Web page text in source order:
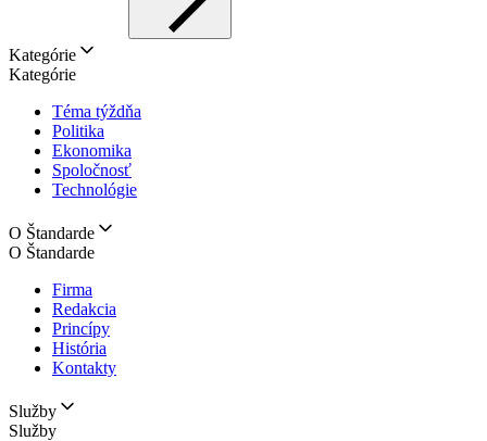
Kategórie
Kategórie
Téma týždňa
Politika
Ekonomika
Spoločnosť
Technológie
O Štandarde
O Štandarde
Firma
Redakcia
Princípy
História
Kontakty
Služby
Služby